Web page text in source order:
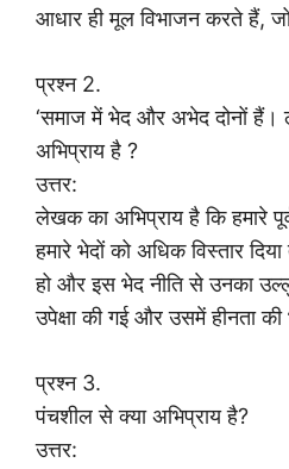
आधार ही मूल विभाजन करते हैं,
प्रश्न 2.
‘समाज में भेद और अभेद दोनों
अभिप्राय है ?
उत्तर:
लेखक का अभिप्राय है कि हमारे
हमारे भेदों को अधिक विस्तार
हो और इस भेद नीति से उनका
उपेक्षा की गई और उसमें हीनता की
प्रश्न 3.
पंचशील से क्या अभिप्राय है?
उत्तर: